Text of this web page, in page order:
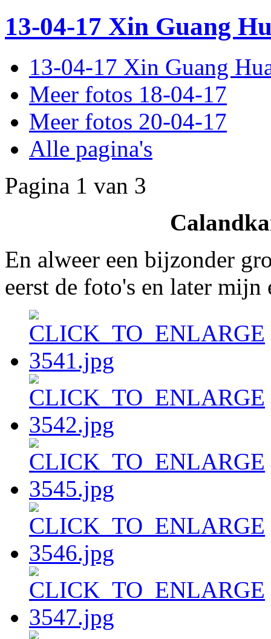
13-04-17 Xin Guang
13-04-17 Xin Guang
Meer fotos 18-04-17
Meer fotos 20-04-17
Alle pagina's
Pagina 1 van 3
En alweer een bijzonder
eerst de foto's en later mijn